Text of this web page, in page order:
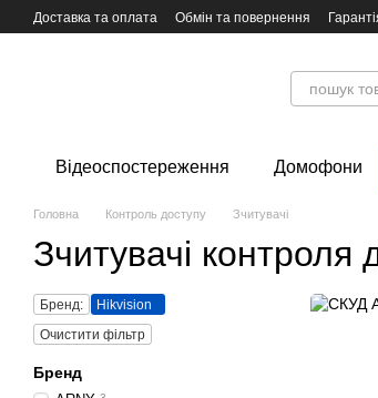
Перейти до основного контенту
Доставка та оплата Обмін та повернення
Відеоспостереження Домофони
Головна Контроль доступу Зчитувачі
Зчитувачі контроля
Бренд:
Hikvision
Очистити фільтр
Бренд